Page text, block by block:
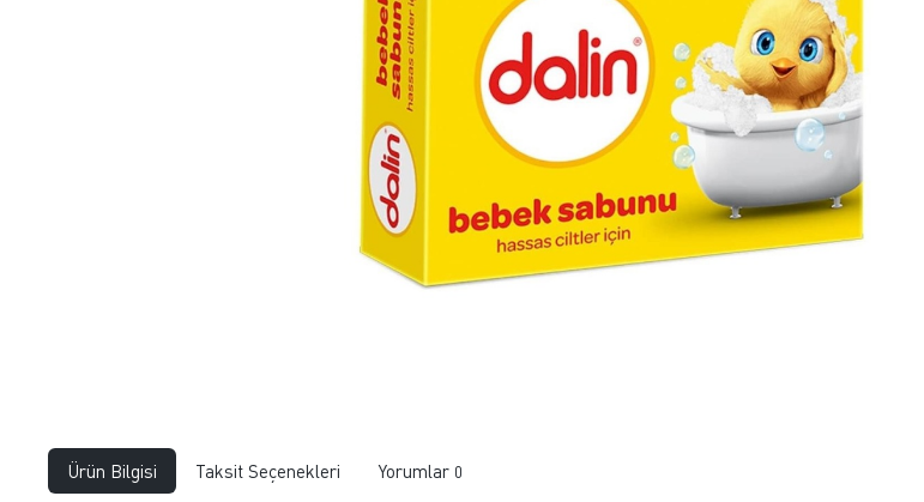
Ürün Bilgisi Taksit Seçenekleri Yorumlar 0